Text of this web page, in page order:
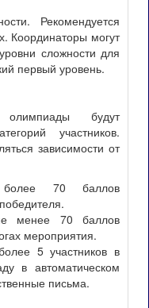
Рекомендуется
Координаторы могут
сложности для
первый уровень.
олимпиады будут
участников.
зависимости от
более 70 баллов
менее 70 баллов
мероприятия.
5 участников в
в автоматическом
письма.